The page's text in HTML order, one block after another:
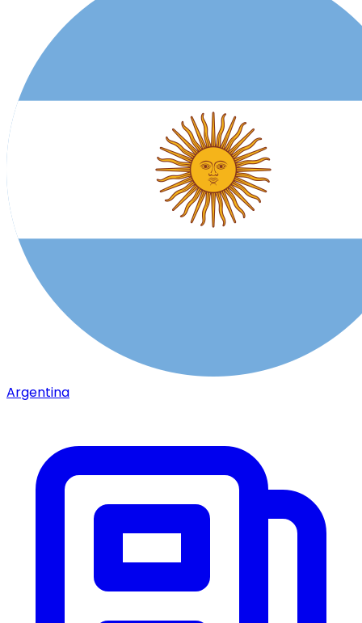
Argentina